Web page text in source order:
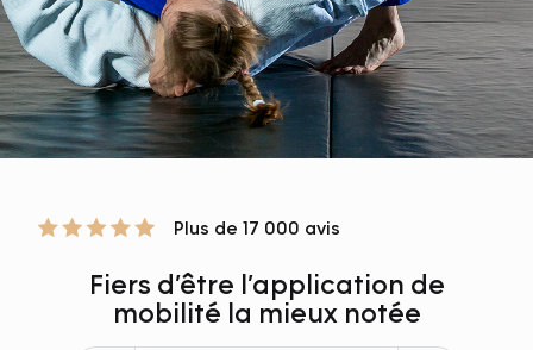
Plus de 17 000 avis
Fiers d’être l’application de
mobilité la mieux notée